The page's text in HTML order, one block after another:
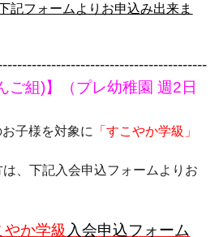
記フォーム よりお申込み出来ま
ご組)】（プレ幼稚園 週2日
⼦様を対象に
「すこやか学級」
、下記入会申込フォームよりお
やか学級 入会申込フォーム